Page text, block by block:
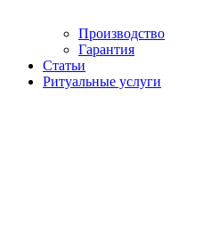
Производство
Гарантия
Статьи
Ритуальные услуги